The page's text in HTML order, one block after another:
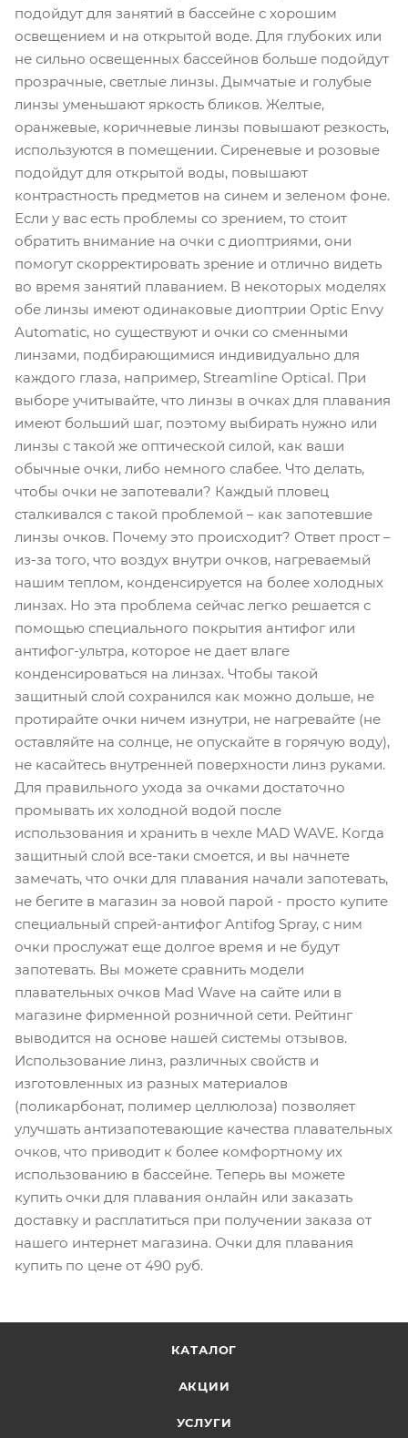
подойдут для занятий в бассейне с хорошим
освещением и на открытой воде. Для глубоких или
не сильно освещенных бассейнов больше подойдут
прозрачные, светлые линзы. Дымчатые и голубые
линзы уменьшают яркость бликов. Желтые,
оранжевые, коричневые линзы повышают резкость,
используются в помещении. Сиреневые и розовые
подойдут для открытой воды, повышают
контрастность предметов на синем и зеленом фоне.
Если у вас есть проблемы со зрением, то стоит
обратить внимание на очки с диоптриями, они
помогут скорректировать зрение и отлично видеть
во время занятий плаванием. В некоторых моделях
обе линзы имеют одинаковые диоптрии Optic Envy
Automatic, но существуют и очки со сменными
линзами, подбирающимися индивидуально для
каждого глаза, например, Streamline Optical. При
выборе учитывайте, что линзы в очках для плавания
имеют больший шаг, поэтому выбирать нужно или
линзы с такой же оптической силой, как ваши
обычные очки, либо немного слабее. Что делать,
чтобы очки не запотевали? Каждый пловец
сталкивался с такой проблемой – как запотевшие
линзы очков. Почему это происходит? Ответ прост –
из-за того, что воздух внутри очков, нагреваемый
нашим теплом, конденсируется на более холодных
линзах. Но эта проблема сейчас легко решается с
помощью специального покрытия антифог или
антифог-ультра, которое не дает влаге
конденсироваться на линзах. Чтобы такой
защитный слой сохранился как можно дольше, не
протирайте очки ничем изнутри, не нагревайте (не
оставляйте на солнце, не опускайте в горячую воду),
не касайтесь внутренней поверхности линз руками.
Для правильного ухода за очками достаточно
промывать их холодной водой после
использования и хранить в чехле MAD WAVE. Когда
защитный слой все-таки смоется, и вы начнете
замечать, что очки для плавания начали запотевать,
не бегите в магазин за новой парой - просто купите
специальный спрей-антифог Antifog Spray, с ним
очки прослужат еще долгое время и не будут
запотевать. Вы можете сравнить модели
плавательных очков Mad Wave на сайте или в
магазине фирменной розничной сети. Рейтинг
выводится на основе нашей системы отзывов.
Использование линз, различных свойств и
изготовленных из разных материалов
(поликарбонат, полимер целлюлоза) позволяет
улучшать антизапотевающие качества плавательных
очков, что приводит к более комфортному их
использованию в бассейне. Теперь вы можете
купить очки для плавания онлайн или заказать
доставку и расплатиться при получении заказа от
нашего интернет магазина. Очки для плавания
купить по цене от 490 руб.
КАТАЛОГ
АКЦИИ
УСЛУГИ